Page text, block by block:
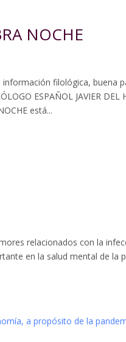
NOCHE
información filológica, buena
ESPAÑOL JAVIER DEL
está...
relacionados con la
en la salud mental de la